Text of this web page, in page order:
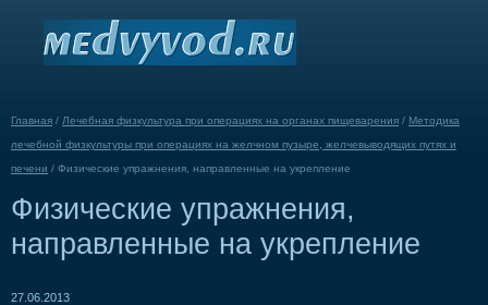
Главная / Лечебная физкультура при операциях на органах пищеварения / Методика
лечебной физкультуры при операциях на желчном пузыре, желчевыводящих путях и
печени / Физические упражнения, направленные на укрепление
Физические упражнения,
направленные на укрепление
27.06.2013